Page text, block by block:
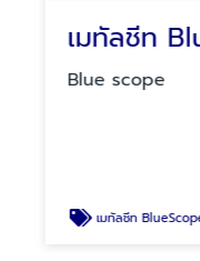
Blue scope
เมทัลชีท BlueScope zacs ราคา